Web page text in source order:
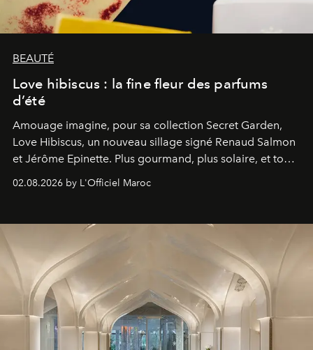
BEAUTÉ
Love hibiscus : la fine fleur des parfums
d’été
Amouage imagine, pour sa collection Secret Garden,
Love Hibiscus, un nouveau sillage signé Renaud Salmon
et Jérôme Epinette. Plus gourmand, plus solaire, et tout
à fait irrésistible.
02.08.2026 by L'Officiel Maroc